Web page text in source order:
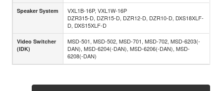
Speaker System
VXL1B-16P, VXL1W-16P
DZR315-D, DZR15-D, DZR12-D, DZR10-D, DXS18XLF-
D, DXS15XLF-D
Video Switcher
(IDK)
MSD-501, MSD-502, MSD-701, MSD-702, MSD-6203(-
DAN), MSD-6204(-DAN), MSD-6206(-DAN), MSD-
6208(-DAN)